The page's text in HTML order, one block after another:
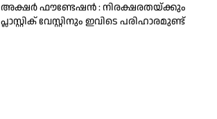
അക്ഷർ ഫൗണ്ടേഷൻ : നിരക്ഷരതയ്ക്കും
പ്ലാസ്റ്റിക് വേസ്റ്റിനും ഇവിടെ പരിഹാരമുണ്ട്